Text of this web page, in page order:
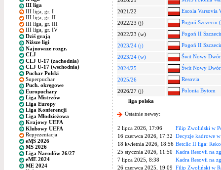
III liga
III liga, gr. I
III liga, gr. II
III liga, gr. III
III liga, gr. IV
Dziś grają
Niższe ligi
Najnowsze rozgr.
CLJ
CLJ U-17 (zachodnia)
CLJ U-17 (wschodnia)
Puchar Polski
Superpuchar
Puch. okręgowe
Europuchary
Liga Mistrzów
Liga Europy
Liga Konferencji
Liga Młodzieżowa
Krajowy UEFA
Klubowy UEFA
Reprezentacja
eMŚ 2026
MŚ 2026
Liga Narodów 26/27
eME 2024
ME 2024
2021/22
Escola Varsovia
2022/23 (j)
Pogoń Szczecin (
2022/23 (w)
Pogoń II
2023/24 (j)
Pogoń II
2023/24 (w)
Świt Nowy
2024/25
Świt Nowy
2025/26
Resovia
2026/27 (j)
Polonia Bytom
liga polska
Ostatnie newsy:
2 lipca 2026, 17:06
Filip Zwoliński w
16 czerwca 2026, 17:32 Decyzje kadrowe
18 kwietnia 2026, 18:56 Betclic II liga:
25 stycznia 2026, 11:50 Kadra Resovii na
7 lipca 2025, 8:38
Kadra Resovii na
26 czerwca 2025, 19:09 Filip Zwoliński w